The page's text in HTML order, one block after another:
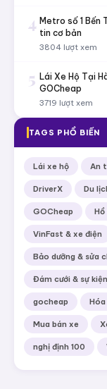
4 Metro số 1 Bến
tin cơ bản
3804 lượt xem
5 Lái Xe Hộ Tại
GOCheap
3719 lượt xem
TAGS PHỔ BIẾN
Lái xe hộ An
DriverX Du
GOCheap Hồ
VinFast & xe điện
Bảo dưỡng & sửa
Đám cưới & sự kiện
gocheap Hóa
Mua bán xe
nghị định 100